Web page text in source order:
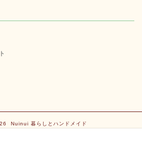
Nuinui 暮らしとハンドメイド